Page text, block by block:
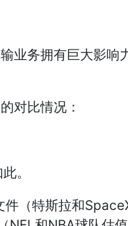
业务拥有巨大影响
对比情况：
。
（特斯拉和